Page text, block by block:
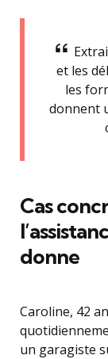
et les
les
donnent
Cas
donne
Caroline, 42
un garagiste